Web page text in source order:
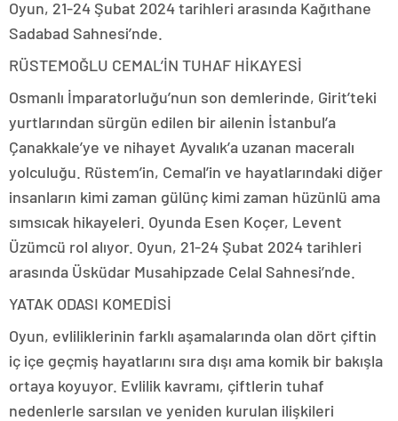
Oyun, 21-24 Şubat 2024 tarihleri arasında Kağıthane
Sadabad Sahnesi’nde.
RÜSTEMOĞLU CEMAL’İN TUHAF HİKAYESİ
Osmanlı İmparatorluğu’nun son demlerinde, Girit’teki
yurtlarından sürgün edilen bir ailenin İstanbul’a
Çanakkale’ye ve nihayet Ayvalık’a uzanan maceralı
yolculuğu. Rüstem’in, Cemal’in ve hayatlarındaki diğer
insanların kimi zaman gülünç kimi zaman hüzünlü ama
sımsıcak hikayeleri. Oyunda Esen Koçer, Levent
Üzümcü rol alıyor. Oyun, 21-24 Şubat 2024 tarihleri
arasında Üsküdar Musahipzade Celal Sahnesi’nde.
YATAK ODASI KOMEDİSİ
Oyun, evliliklerinin farklı aşamalarında olan dört çiftin
iç içe geçmiş hayatlarını sıra dışı ama komik bir bakışla
ortaya koyuyor. Evlilik kavramı, çiftlerin tuhaf
nedenlerle sarsılan ve yeniden kurulan ilişkileri